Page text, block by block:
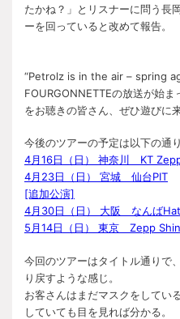
たかね？」とリスナーに問う長
ーを回っていると改めて報告。
“Petrolz is in the air – spring
FOURGONNETTEの放送が始
をお聴きの皆さん、ぜひ遊びに
今後のツアーの予定は以下の通り
4月16日（日） 神奈川 KT
4月23日（日） 宮城 仙台PIT
[追加公演]
4月30日（日） 大阪 なんば
5月14日（日） 東京 Zepp
今回のツアーはタイトル通りで
り戻すような感じ。
お客さんはまだマスクをしてい
していても目を見れば分かる。